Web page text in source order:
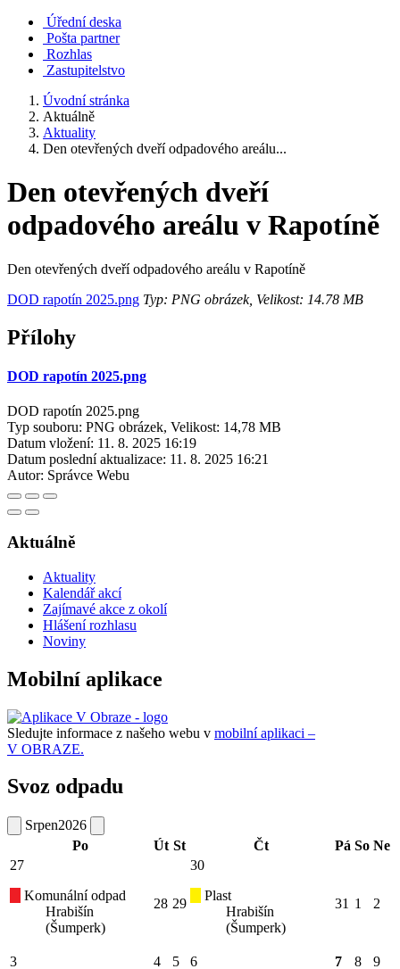
Úřední deska
Pošta partner
Rozhlas
Zastupitelstvo
Úvodní stránka
Aktuálně
Aktuality
Den otevřených dveří odpadového areálu...
Den otevřených dveří
odpadového areálu v Rapotíně
Den otevřených dveří odpadového areálu v Rapotíně
DOD rapotín 2025.png Typ: PNG obrázek, Velikost: 14.78 MB
Přílohy
DOD rapotín 2025.png
DOD rapotín 2025.png
Typ souboru: PNG obrázek, Velikost: 14,78 MB
Datum vložení: 11. 8. 2025 16:19
Datum poslední aktualizace: 11. 8. 2025 16:21
Autor: Správce Webu
Aktuálně
Aktuality
Kalendář akcí
Zajímavé akce z okolí
Hlášení rozhlasu
Noviny
Mobilní aplikace
Sledujte informace z našeho webu v mobilní aplikaci –
V OBRAZE.
Svoz odpadu
Srpen2026
Po
Út St Čt Pá So Ne
27
Komunální odpad
Hrabišín
(Šumperk)
28 29
30
Plast
Hrabišín
(Šumperk)
31 1 2
3 4 5 6 7 8 9